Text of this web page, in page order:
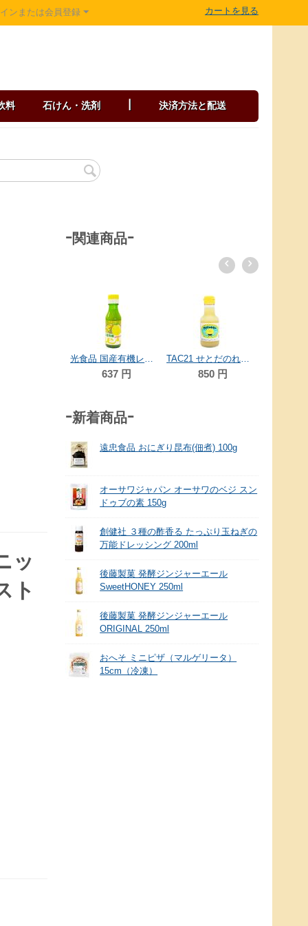
ンまたは会員登録 カートを見る
料 石けん・洗剤 決済方法と配送
ッ
ト
-関連商品-
光食品 国産有機レモン果汁 100ml
637 円
TAC21 せとだのれもん 150ml
850 円
-新着商品-
遠忠食品 おにぎり昆布(佃煮) 100g
オーサワジャパン オーサワのベジ スン
ドゥブの素 150g
創健社 ３種の酢香る たっぷり玉ねぎの
万能ドレッシング 200ml
後藤製菓 発酵ジンジャーエール
SweetHONEY 250ml
後藤製菓 発酵ジンジャーエール
ORIGINAL 250ml
おへそ ミニピザ（マルゲリータ）
15cm（冷凍）